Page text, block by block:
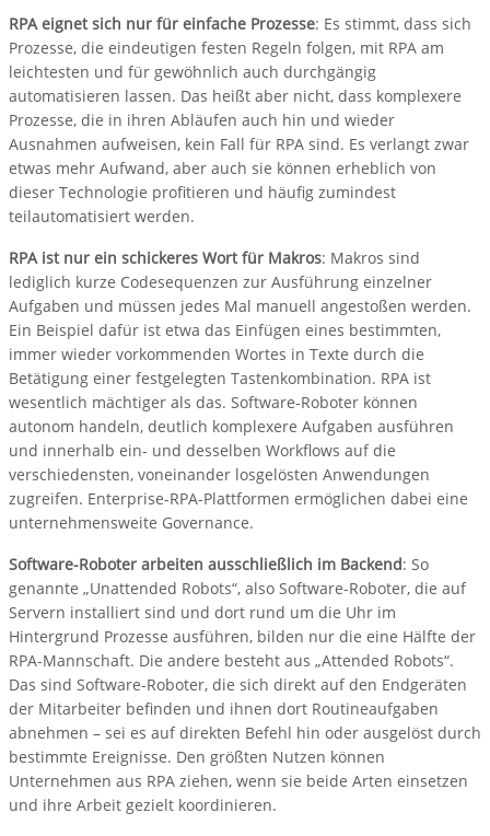
RPA eignet sich nur für einfache Prozesse: Es stimmt, dass sich
Prozesse, die eindeutigen festen Regeln folgen, mit RPA am
leichtesten und für gewöhnlich auch durchgängig
automatisieren lassen. Das heißt aber nicht, dass komplexere
Prozesse, die in ihren Abläufen auch hin und wieder
Ausnahmen aufweisen, kein Fall für RPA sind. Es verlangt zwar
etwas mehr Aufwand, aber auch sie können erheblich von
dieser Technologie profitieren und häufig zumindest
teilautomatisiert werden.
RPA ist nur ein schickeres Wort für Makros: Makros sind
lediglich kurze Codesequenzen zur Ausführung einzelner
Aufgaben und müssen jedes Mal manuell angestoßen werden.
Ein Beispiel dafür ist etwa das Einfügen eines bestimmten,
immer wieder vorkommenden Wortes in Texte durch die
Betätigung einer festgelegten Tastenkombination. RPA ist
wesentlich mächtiger als das. Software-Roboter können
autonom handeln, deutlich komplexere Aufgaben ausführen
und innerhalb ein- und desselben Workflows auf die
verschiedensten, voneinander losgelösten Anwendungen
zugreifen. Enterprise-RPA-Plattformen ermöglichen dabei eine
unternehmensweite Governance.
Software-Roboter arbeiten ausschließlich im Backend: So
genannte „Unattended Robots“, also Software-Roboter, die auf
Servern installiert sind und dort rund um die Uhr im
Hintergrund Prozesse ausführen, bilden nur die eine Hälfte der
RPA-Mannschaft. Die andere besteht aus „Attended Robots“.
Das sind Software-Roboter, die sich direkt auf den Endgeräten
der Mitarbeiter befinden und ihnen dort Routineaufgaben
abnehmen – sei es auf direkten Befehl hin oder ausgelöst durch
bestimmte Ereignisse. Den größten Nutzen können
Unternehmen aus RPA ziehen, wenn sie beide Arten einsetzen
und ihre Arbeit gezielt koordinieren.